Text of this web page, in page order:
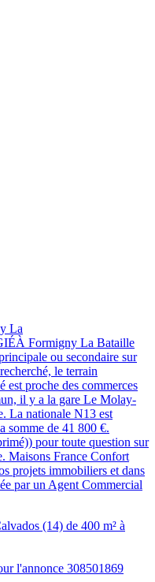
La
Formigny La Bataille
ou secondaire sur
le terrain
proche des commerces
il y a la gare Le Molay-
La nationale N13 est
somme de 41 800 €.
pour toute question sur
Maisons France Confort
projets immobiliers et dans
par un Agent Commercial